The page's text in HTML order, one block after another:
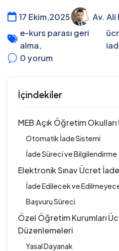
17 Ekim,2025
Av. Ali
e-kurs parası geri
alma,
0yorum
İçindekiler
MEB Açık Öğretim
Otomatik İade Sistemi
İade Süreci ve Bilgilendirme
Elektronik Sınav Ücret
İade Edilecek ve
Başvuru Süreci
Özel Öğretim Kurumları
Düzenlemeleri
Yasal Dayanak